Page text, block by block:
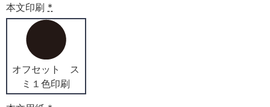
本文印刷 *
オフセット ス
ミ１色印刷